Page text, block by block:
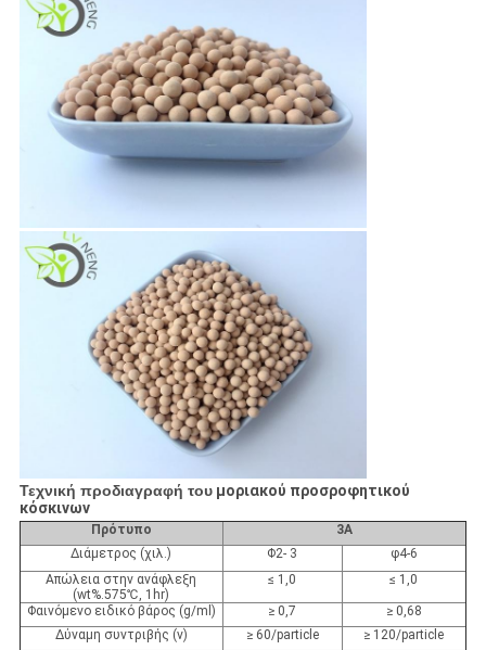
Τεχνική προδιαγραφή του μοριακού προσροφητικού
κόσκινων
Πρότυπο
3A
Διάμετρος (χιλ.)
Φ2- 3 φ4-6
Απώλεια στην ανάφλεξη
(wt%.575℃, 1hr)
≤ 1,0 ≤ 1,0
Φαινόμενο ειδικό βάρος (g/ml) ≥ 0,7 ≥0,68
Δύναμη συντριβής (ν)
≥60/particle ≥ 120/particle